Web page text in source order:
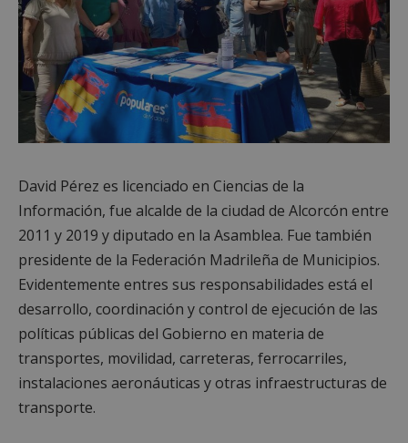
David Pérez es licenciado en Ciencias de la
Información, fue alcalde de la ciudad de Alcorcón entre
2011 y 2019 y diputado en la Asamblea. Fue también
presidente de la Federación Madrileña de Municipios.
Evidentemente entres sus responsabilidades está el
desarrollo, coordinación y control de ejecución de las
políticas públicas del Gobierno en materia de
transportes, movilidad, carreteras, ferrocarriles,
instalaciones aeronáuticas y otras infraestructuras de
transporte.